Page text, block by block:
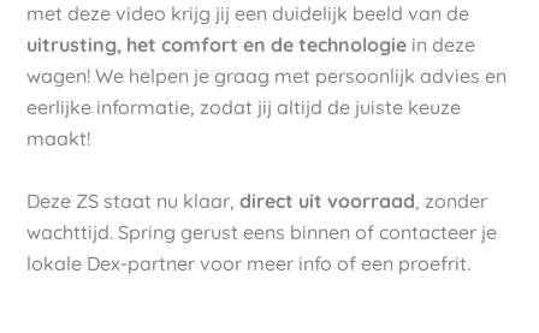
met deze video krijg jij een duidelijk beeld van de
uitrusting, het comfort en de technologie in deze
wagen! We helpen je graag met persoonlijk advies en
eerlijke informatie, zodat jij altijd de juiste keuze
maakt!
Deze ZS staat nu klaar,direct uit voorraad, zonder
wachttijd. Spring gerust eens binnen of contacteer je
lokale Dex-partner voor meer info of een proefrit.